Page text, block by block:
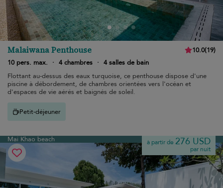
Malaiwana Penthouse 10.0(19)
10 pers. max.
· 4 chambres · 4 salles de bain
Flottant au-dessus des eaux turquoise, ce penthouse dispose d'une
piscine à débordement, de chambres orientées vers l'océan et
d'espaces de vie aérés et baignés de soleil.
Petit-déjeuner
Mai Khao beach à partir de 276 USD
par nuit